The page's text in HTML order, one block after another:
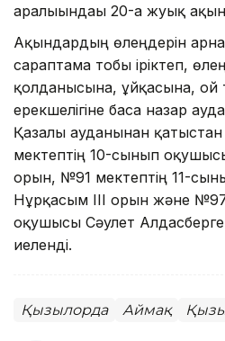
аралығындағы 20-ға жуық
Ақындардың өлеңдерін
сараптама тобы іріктеп,
қолданысына, ұйқасына, ой
ерекшелігіне баса назар
Қазалы ауданынан
мектептің 10-сынып
орын, №91 мектептің 11-
Нұрқасым ІІІ орын және
оқушысы Сәулет
иеленді.
Қызылорда Аймақ